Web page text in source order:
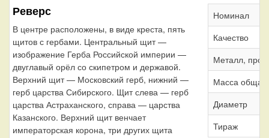
Реверс
В центре расположены, в виде креста, пять
щитов с гербами. Центральный щит —
изображение Герба Российской империи —
двуглавый орёл со скипетром и державой.
Верхний щит — Московский герб, нижний —
герб царства Сибирского. Щит слева — герб
царства Астраханского, справа — царства
Казанского. Верхний щит венчает
императорская корона, три других щита
Номинал
Качество
Металл,
Масса общая
Диаметр
Тираж